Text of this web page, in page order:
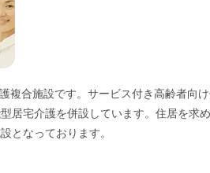
複合施設です。サービス付き高齢者向
居宅介護を併設しています。住居を求
となっております。